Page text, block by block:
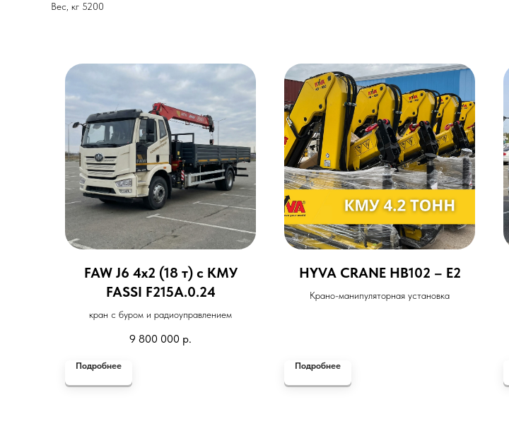
Вес, кг 5200
FAW J6 4x2 (18 т) с КМУ
FASSI F215A.0.24
кран с буром и радиоуправлением
9 800 000 р.
Подробнее
HYVA CRANE HB102 – E2
Крано-манипуляторная установка
Подробнее